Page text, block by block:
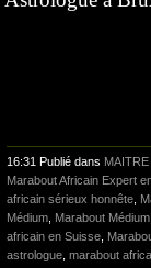
16:31 Publié dans
Marabout Africain Expert
africain sérieux honnête,
Médium, Marabout
africain en Suisse,
astrologue, marabout